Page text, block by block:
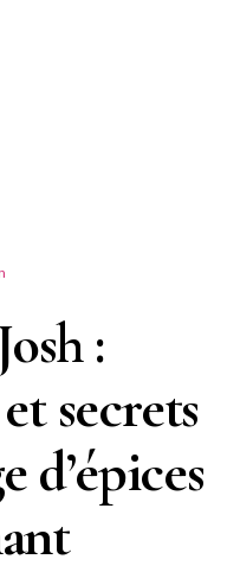
:
secrets
d’épices